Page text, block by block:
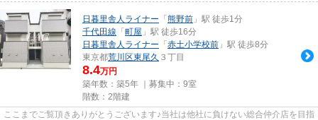
日暮里舎人ライナー 「 熊野前 」駅 徒歩1分
千代田線 「 町屋 」駅 徒歩16分
日暮里舎人ライナー 「 赤土小学校前 」駅 徒歩8分
東京都荒川区東尾久 ３丁目
8.4万円
築年数：築5年 ｜募集中： 9室
階数：2階建
ここまでご覧頂きありがとうございます♪当社は他社に負けない総合仲介店を目指